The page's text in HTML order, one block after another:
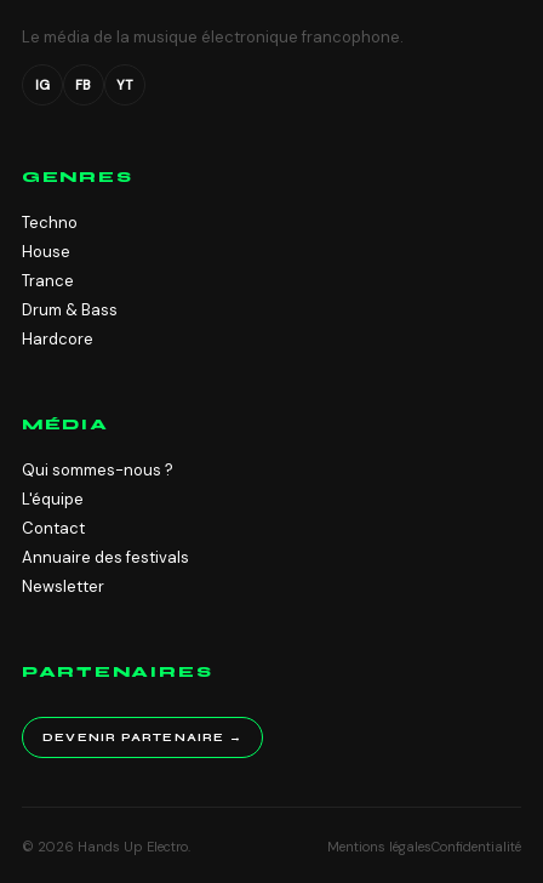
Le média de la musique électronique francophone.
IG FB YT
GENRES
Techno
House
Trance
Drum & Bass
Hardcore
MÉDIA
Qui sommes-nous ?
L'équipe
Contact
Annuaire des festivals
Newsletter
PARTENAIRES
DEVENIR PARTENAIRE →
© 2026 Hands Up Electro. Mentions légalesConfidentialité